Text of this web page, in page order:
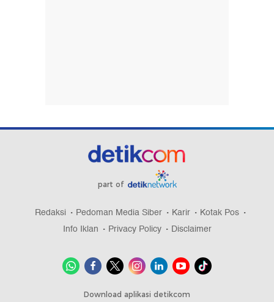
part of
Redaksi Pedoman Media Siber Karir
Kotak Pos
Info Iklan
Privacy Policy Disclaimer
Download aplikasi detikcom